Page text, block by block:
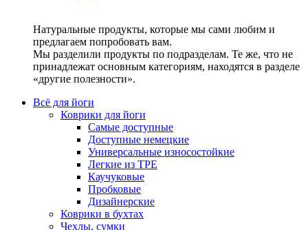
Натуральные продукты, которые мы сами любим и
предлагаем попробовать вам.
Мы разделили продукты по подразделам. Те же, что не
принадлежат основным категориям, находятся в разделе
«другие полезности».
Всё для йоги
Коврики для йоги
Самые доступные
Доступные немецкие
Универсальные износостойкие
Легкие из TPE
Каучуковые
Пробковые
Дизайнерские
Коврики в бухтах
Чехлы, сумки